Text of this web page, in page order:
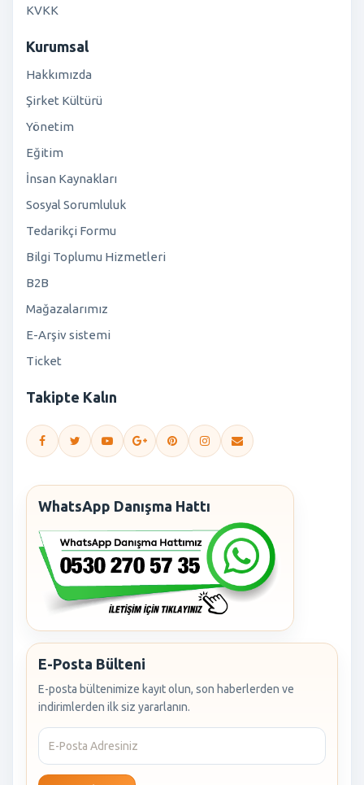
KVKK
Kurumsal
Hakkımızda
Şirket Kültürü
Yönetim
Eğitim
İnsan Kaynakları
Sosyal Sorumluluk
Tedarikçi Formu
Bilgi Toplumu Hizmetleri
B2B
Mağazalarımız
E-Arşiv sistemi
Ticket
Takipte Kalın
WhatsApp Danışma Hattı
E-Posta Bülteni
E-posta bültenimize kayıt olun, son haberlerden ve
indirimlerden ilk siz yararlanın.